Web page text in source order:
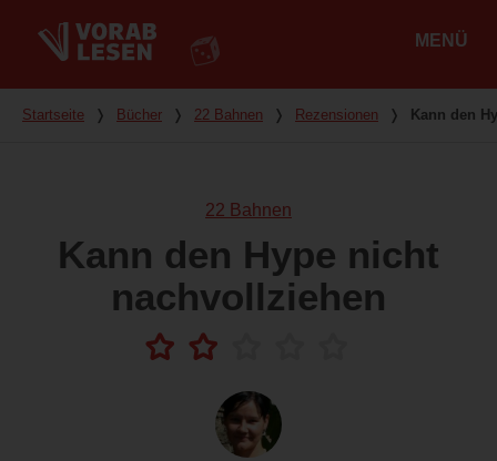
MENÜ
Du bist hier
Startseite ❭ Bücher ❭ 22 Bahnen ❭ Rezensionen ❭ Kann den
22 Bahnen
Kann den Hype nicht
nachvollziehen